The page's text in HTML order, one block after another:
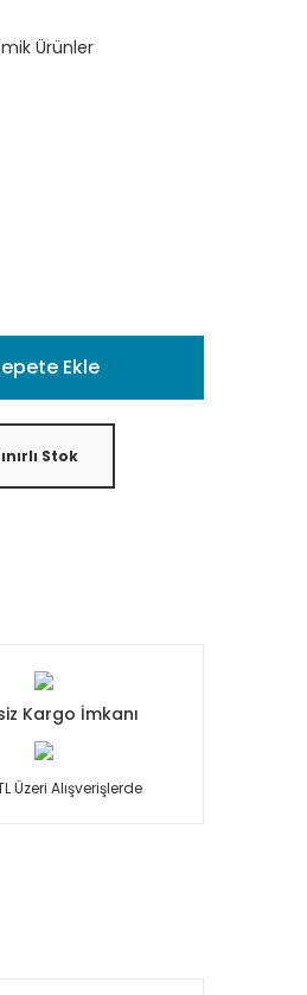
Ürünler
Ekle
Stok
Kargo İmkanı
Üzeri Alışverişlerde